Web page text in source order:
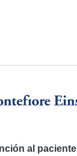
al paciente